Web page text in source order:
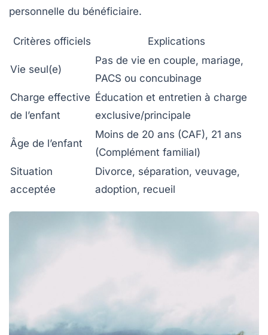
personnelle du bénéficiaire.
Critères officiels Explications
Vie seul(e)
Pas de vie en couple, mariage,
PACS ou concubinage
Charge effective
de l’enfant
Éducation et entretien à charge
exclusive/principale
Âge de l’enfant
Moins de 20 ans (CAF), 21 ans
(Complément familial)
Situation
acceptée
Divorce, séparation, veuvage,
adoption, recueil